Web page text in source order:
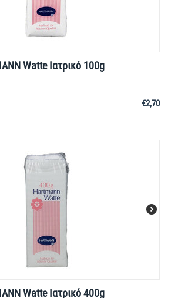
Watte Ιατρικό 100g
€2,70
Watte Ιατρικό 400g